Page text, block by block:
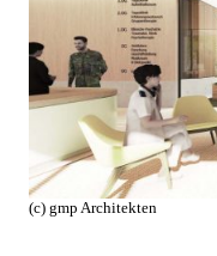
(c) gmp Architekten